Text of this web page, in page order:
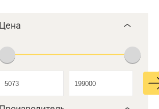
Цена